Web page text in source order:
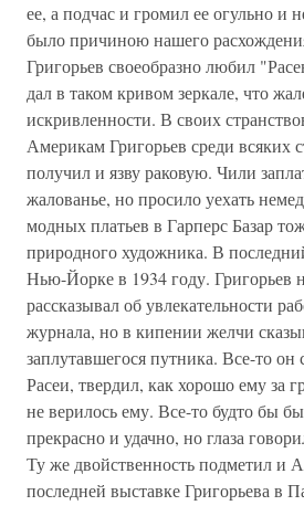
ее, а подчас и громил ее огульно и
было причиною нашего
Григорьев своеобразно любил
дал в таком кривом зеркале, что
искривленности. В своих
Америкам Григорьев среди всяких
получил и язву раковую. Чили
жалованье, но просило уехать
модных платьев в Гарперс Базар
природного художника. В
Нью-Йорке в 1934 году. Григорьев
рассказывал об увлекательности
журнала, но в кипении желчи
заплутавшегося путника. Все-то он
Расеи, твердил, как хорошо ему за
не верилось ему. Все-то будто бы
прекрасно и удачно, но глаза
Ту же двойственность подметил и
последней выставке Григорьева в